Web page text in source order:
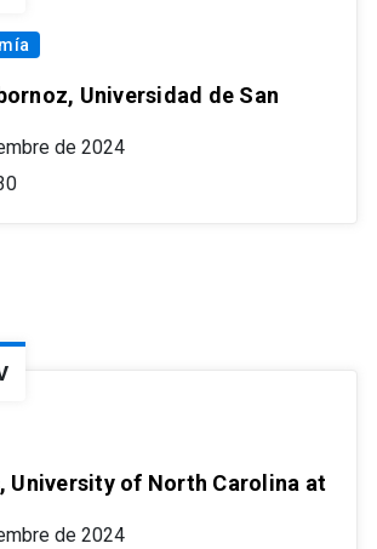
Universidad de San
de 2024
University of North Carolina at
de 2024